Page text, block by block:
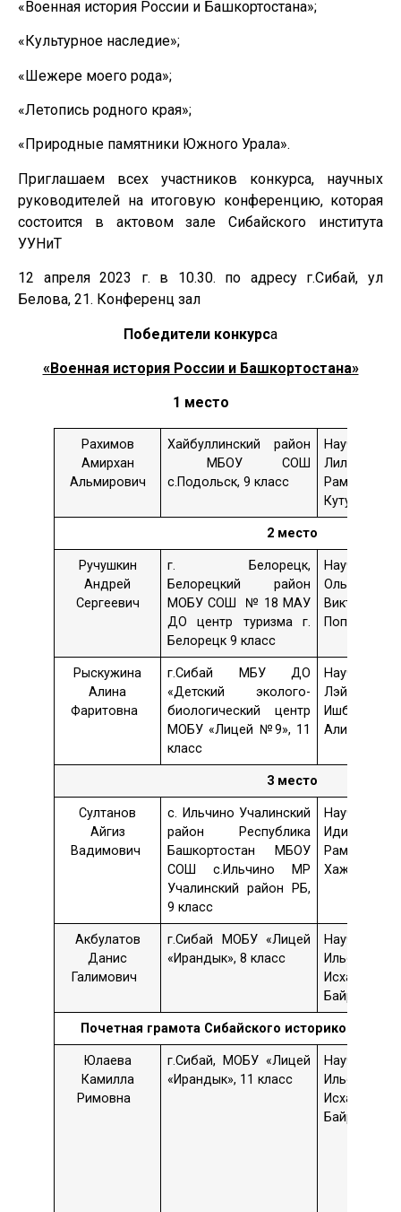
«Военная история России и Башкортостана»;
«Культурное наследие»;
«Шежере моего рода»;
«Летопись родного края»;
«Природные памятники Южного Урала».
Приглашаем всех участников конкурса, научных
руководителей на итоговую конференцию, которая
состоится в актовом зале Сибайского института
УУНиТ
12 апреля 2023 г. в 10.30. по адресу г.Сибай, ул
Белова, 21. Конференц зал
Победители конкурса
«Военная история России и Башкортостана»
1 место
Рахимов
Амирхан
Альмирович
Хайбуллинский район
МБОУ СОШ
с.Подольск, 9 класс
Науч.
Лилия
Рамилевна
Кутуева
2 место
Ручушкин
Андрей
Сергеевич
г. Белорецк,
Белорецкий район
МОБУ СОШ № 18 МАУ
ДО центр туризма г.
Белорецк 9 класс
Ольга
Викторовна
Поповенко
Рыскужина
Алина
Фаритовна
г.Сибай МБУ ДО
«Детский эколого-
биологический центр
МОБУ «Лицей №9», 11
класс
Науч.
Лэйсен
Алибаева
3 место
Султанов
Айгиз
Вадимович
с. Ильчино Учалинский
район Республика
Башкортостан МБОУ
СОШ с.Ильчино МР
Учалинский район РБ,
9 класс
Науч.
Идия
Акбулатов
Данис
Галимович
г.Сибай МОБУ «Лицей
«Ирандык», 8 класс
Науч.
Ильсияр
Исхаковна
Почетная грамота Сибайского историко-
Юлаева
Камилла
Римовна
г.Сибай, МОБУ «Лицей
«Ирандык», 11 класс
Науч.
Ильсияр
Исхаковна